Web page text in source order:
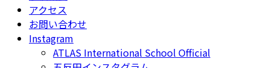
アクセス
お問い合わせ
Instagram
ATLAS International School Official